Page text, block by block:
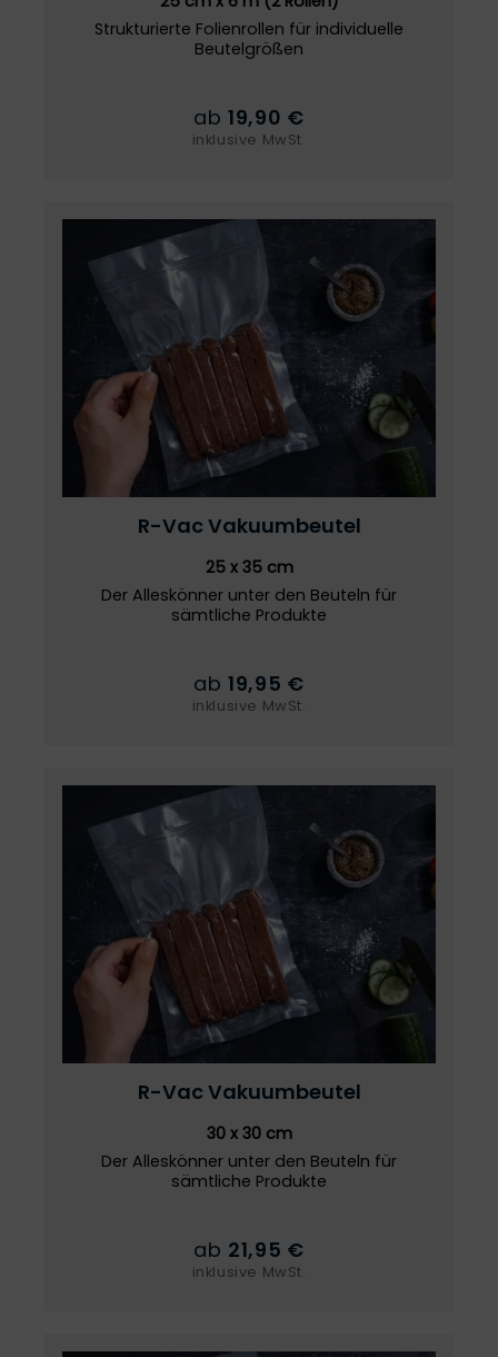
Strukturierte Folienrollen für individuelle
Beutelgrößen
ab19,90 €
inklusive MwSt.
R-Vac Vakuumbeutel
25 x 35 cm
Der Alleskönner unter den Beuteln für
sämtliche Produkte
ab19,95 €
inklusive MwSt.
R-Vac Vakuumbeutel
30 x 30 cm
Der Alleskönner unter den Beuteln für
sämtliche Produkte
ab 21,95 €
inklusive MwSt.